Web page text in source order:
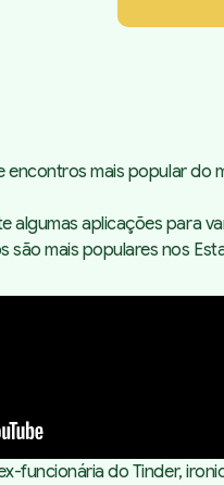
encontros mais popular
algumas aplicações para
são mais populares nos
funcionária do Tinder,